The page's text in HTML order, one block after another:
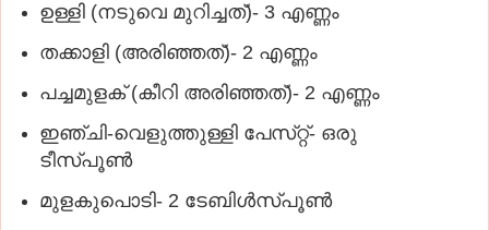
ഉള്ളി (നടുവെ മുറിച്ചത്‌)- 3 എണ്ണം
തക്കാളി (അരിഞ്ഞത്‌)- 2 എണ്ണം
പച്ചമുളക്‌ (കീറി അരിഞ്ഞത്‌)- 2 എണ്ണം
ഇഞ്ചി-വെളുത്തുള്ളി പേസ്‌റ്റ്- ഒരു
ടീസ്‌പൂണ്‍
മുളകുപൊടി- 2 ടേബിള്‍സ്‌പൂണ്‍